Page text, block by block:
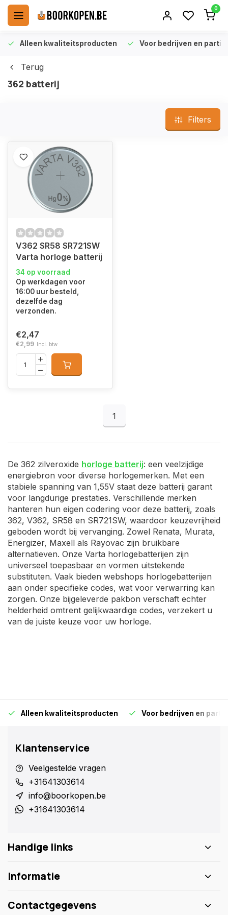
0
Alleen kwaliteitsproducten Voor bedrijven en
Terug
362 batterij
Filters
V362 SR58 SR721SW
Varta horloge batterij
34 op voorraad
Op werkdagen voor
16:00 uur besteld,
dezelfde dag
verzonden.
€2,47
€2,99 Incl. btw
1
De 362 zilveroxide horloge batterij: een veelzijdige
energiebron voor diverse horlogemerken. Met een
stabiele spanning van 1,55V staat deze batterij garant
voor langdurige prestaties. Verschillende merken
hanteren hun eigen codering voor deze batterij, zoals
362, V362, SR58 en SR721SW, waardoor keuzevrijheid
geboden wordt bij vervanging. Zowel Renata, Murata,
Energizer, Maxell als Rayovac zijn bruikbare
alternatieven. Onze Varta horlogebatterijen zijn
universeel toepasbaar en vormen uitstekende
substituten. Vaak bieden webshops horlogebatterijen
aan onder specifieke codes, wat voor verwarring kan
zorgen. Onze bijgeleverde pakbon verschaft echter
helderheid omtrent gelijkwaardige codes, verzekert u
van de juiste keuze voor uw horloge.
Alleen kwaliteitsproducten Voor bedrijven en
Klantenservice
Veelgestelde vragen
+31641303614
info@boorkopen.be
+31641303614
Handige links
Informatie
Contactgegevens